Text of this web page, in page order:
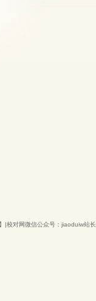
校对网微信公众号：jiaoduiw站长